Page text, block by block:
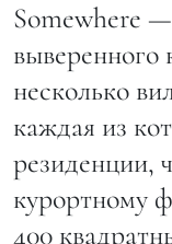
Somewhere
выверенного
несколько
каждая из
резиденции,
курортному
400